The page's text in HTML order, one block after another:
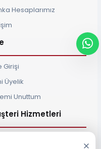
Hesaplarımız
Girişi
Üyelik
Unuttum
Hizmetleri